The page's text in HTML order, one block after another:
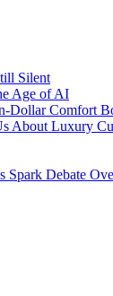
Silent
Age of AI
Dollar Comfort
About Luxury
Debate